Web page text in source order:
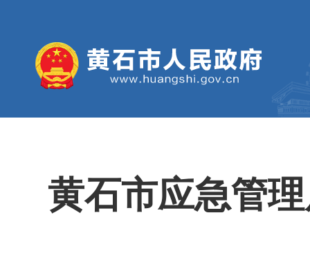
黄石市应急管